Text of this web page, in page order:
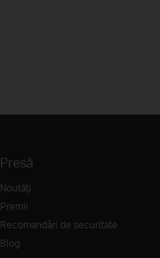
Presă
Noutăţi
Premii
Recomandări de securitate
Blog